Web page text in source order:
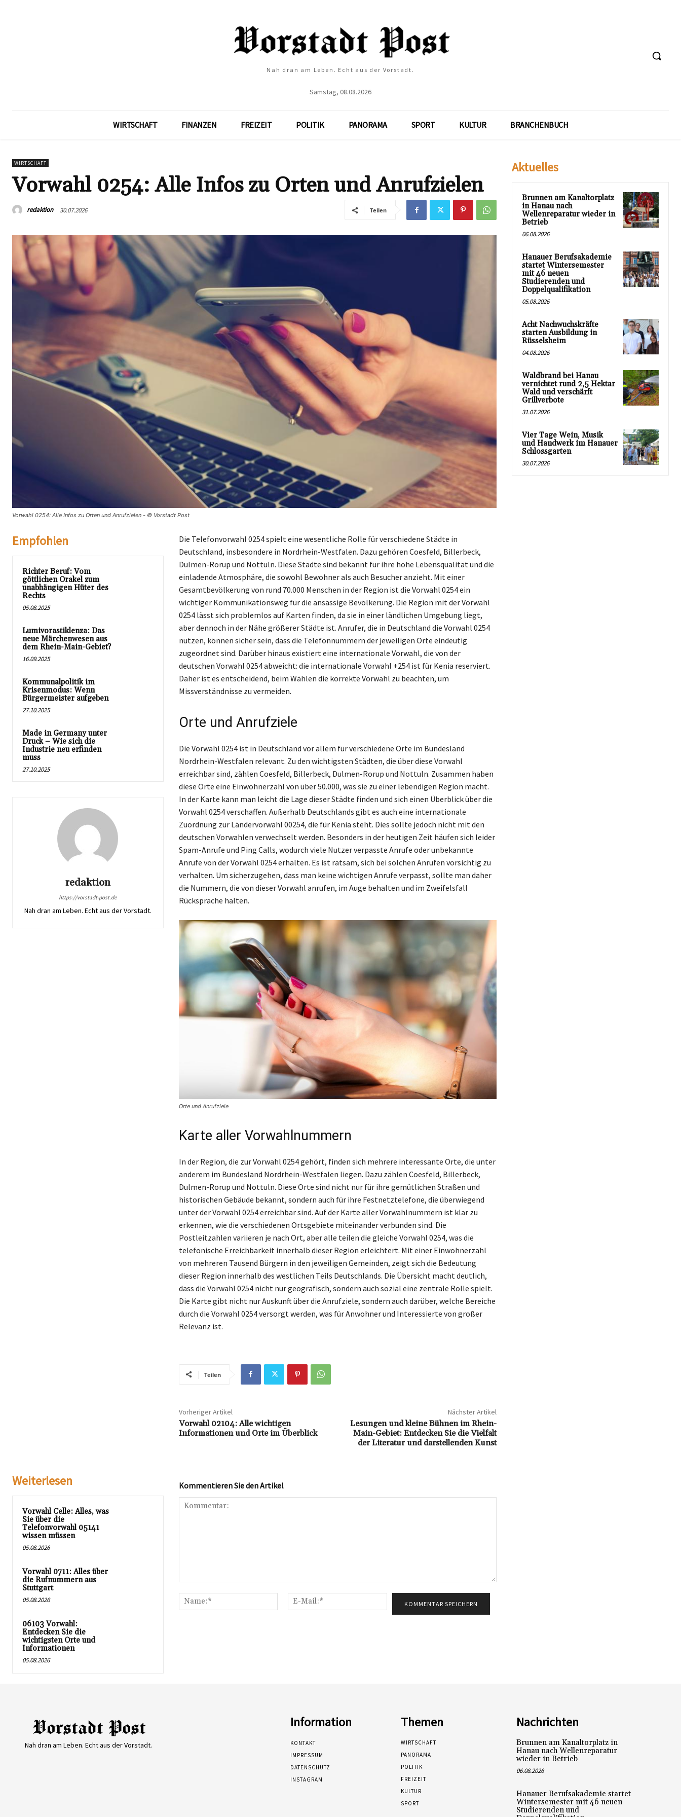
Nah dran am Leben. Echt aus der Vorstadt.
Samstag, 08.08.2026
WIRTSCHAFT FINANZEN FREIZEIT POLITIK PANORAMA SPORT KULTUR BRANCHENBUCH
WIRTSCHAFT
Vorwahl 0254: Alle Infos zu Orten und Anrufzielen
redaktion 30.07.2026 Teilen
Vorwahl 0254: Alle Infos zu Orten und Anrufzielen - © Vorstadt Post
Empfohlen
Richter Beruf: Vom
göttlichen Orakel zum
unabhängigen Hüter des
Rechts
05.08.2025
Lumivorastiklenza: Das
neue Märchenwesen aus
dem Rhein-Main-Gebiet?
16.09.2025
Kommunalpolitik im
Krisenmodus: Wenn
Bürgermeister aufgeben
27.10.2025
Made in Germany unter
Druck – Wie sich die
Industrie neu erfinden
muss
27.10.2025
redaktion
https://vorstadt-post.de
Nah dran am Leben. Echt aus der Vorstadt.
Die Telefonvorwahl 0254 spielt eine wesentliche Rolle für verschiedene Städte in
Deutschland, insbesondere in Nordrhein-Westfalen. Dazu gehören Coesfeld, Billerbeck,
Dulmen-Rorup und Nottuln. Diese Städte sind bekannt für ihre hohe Lebensqualität und die
einladende Atmosphäre, die sowohl Bewohner als auch Besucher anzieht. Mit einer
Gesamtbevölkerung von rund 70.000 Menschen in der Region ist die Vorwahl 0254 ein
wichtiger Kommunikationsweg für die ansässige Bevölkerung. Die Region mit der Vorwahl
0254 lässt sich problemlos auf Karten finden, da sie in einer ländlichen Umgebung liegt,
aber dennoch in der Nähe größerer Städte ist. Anrufer, die in Deutschland die Vorwahl 0254
nutzen, können sicher sein, dass die Telefonnummern der jeweiligen Orte eindeutig
zugeordnet sind. Darüber hinaus existiert eine internationale Vorwahl, die von der
deutschen Vorwahl 0254 abweicht: die internationale Vorwahl +254 ist für Kenia reserviert.
Daher ist es entscheidend, beim Wählen die korrekte Vorwahl zu beachten, um
Missverständnisse zu vermeiden.
Orte und Anrufziele
Die Vorwahl 0254 ist in Deutschland vor allem für verschiedene Orte im Bundesland
Nordrhein-Westfalen relevant. Zu den wichtigsten Städten, die über diese Vorwahl
erreichbar sind, zählen Coesfeld, Billerbeck, Dulmen-Rorup und Nottuln. Zusammen haben
diese Orte eine Einwohnerzahl von über 50.000, was sie zu einer lebendigen Region macht.
In der Karte kann man leicht die Lage dieser Städte finden und sich einen Überblick über die
Vorwahl 0254 verschaffen. Außerhalb Deutschlands gibt es auch eine internationale
Zuordnung zur Ländervorwahl 00254, die für Kenia steht. Dies sollte jedoch nicht mit den
deutschen Vorwahlen verwechselt werden. Besonders in der heutigen Zeit häufen sich leider
Spam-Anrufe und Ping Calls, wodurch viele Nutzer verpasste Anrufe oder unbekannte
Anrufe von der Vorwahl 0254 erhalten. Es ist ratsam, sich bei solchen Anrufen vorsichtig zu
verhalten. Um sicherzugehen, dass man keine wichtigen Anrufe verpasst, sollte man daher
die Nummern, die von dieser Vorwahl anrufen, im Auge behalten und im Zweifelsfall
Rücksprache halten.
Orte und Anrufziele
Karte aller Vorwahlnummern
In der Region, die zur Vorwahl 0254 gehört, finden sich mehrere interessante Orte, die unter
anderem im Bundesland Nordrhein-Westfalen liegen. Dazu zählen Coesfeld, Billerbeck,
Dulmen-Rorup und Nottuln. Diese Orte sind nicht nur für ihre gemütlichen Straßen und
historischen Gebäude bekannt, sondern auch für ihre Festnetztelefone, die überwiegend
unter der Vorwahl 0254 erreichbar sind. Auf der Karte aller Vorwahlnummern ist klar zu
erkennen, wie die verschiedenen Ortsgebiete miteinander verbunden sind. Die
Postleitzahlen variieren je nach Ort, aber alle teilen die gleiche Vorwahl 0254, was die
telefonische Erreichbarkeit innerhalb dieser Region erleichtert. Mit einer Einwohnerzahl
von mehreren Tausend Bürgern in den jeweiligen Gemeinden, zeigt sich die Bedeutung
dieser Region innerhalb des westlichen Teils Deutschlands. Die Übersicht macht deutlich,
dass die Vorwahl 0254 nicht nur geografisch, sondern auch sozial eine zentrale Rolle spielt.
Die Karte gibt nicht nur Auskunft über die Anrufziele, sondern auch darüber, welche Bereiche
durch die Vorwahl 0254 versorgt werden, was für Anwohner und Interessierte von großer
Relevanz ist.
Teilen
Vorheriger Artikel
Vorwahl 02104: Alle wichtigen
Informationen und Orte im Überblick
Nächster Artikel
Lesungen und kleine Bühnen im Rhein-
Main-Gebiet: Entdecken Sie die Vielfalt
der Literatur und darstellenden Kunst
Weiterlesen
Vorwahl Celle: Alles, was
Sie über die
Telefonvorwahl 05141
wissen müssen
05.08.2026
Vorwahl 0711: Alles über
die Rufnummern aus
Stuttgart
05.08.2026
06103 Vorwahl:
Entdecken Sie die
wichtigsten Orte und
Informationen
05.08.2026
Kommentieren Sie den Artikel
Name:*
Mail:*
Aktuelles
Brunnen am Kanaltorplatz
in Hanau nach
Wellenreparatur wieder in
Betrieb
06.08.2026
Hanauer Berufsakademie
startet Wintersemester
mit 46 neuen
Studierenden und
Doppelqualifikation
05.08.2026
Acht Nachwuchskräfte
starten Ausbildung in
Rüsselsheim
04.08.2026
Waldbrand bei Hanau
vernichtet rund 2,5 Hektar
Wald und verschärft
Grillverbote
31.07.2026
Vier Tage Wein, Musik
und Handwerk im Hanauer
Schlossgarten
30.07.2026
Nah dran am Leben. Echt aus der Vorstadt.
Information
KONTAKT
IMPRESSUM
DATENSCHUTZ
INSTAGRAM
Themen
WIRTSCHAFT
PANORAMA
POLITIK
FREIZEIT
KULTUR
SPORT
Nachrichten
Brunnen am Kanaltorplatz in
Hanau nach Wellenreparatur
wieder in Betrieb
06.08.2026
Hanauer Berufsakademie startet
Wintersemester mit 46 neuen
Studierenden und